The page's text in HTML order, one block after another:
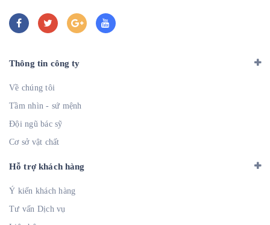
Thông tin công ty
Về chúng tôi
Tầm nhìn - sứ mệnh
Đội ngũ bác sỹ
Cơ sở vật chất
Hỗ trợ khách hàng
Ý kiến khách hàng
Tư vấn Dịch vụ